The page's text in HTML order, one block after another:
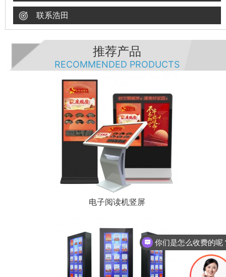
联系浩田
推荐产品
RECOMMENDED PRODUCTS
电子阅读机竖屏
你们是怎么收费的呢
现在有优惠活动么